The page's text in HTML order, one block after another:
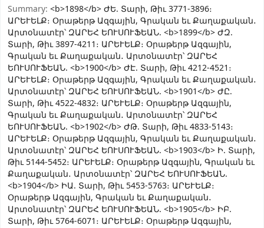
Summary: <b>1898</b> ԺԵ. Տարի, Թիւ 3771-3896։
ԱՐԵՒԵԼՔ։ Օրաթերթ Ազգային, Գրական եւ Քաղաքական․
Արտօնատէր՝ ԶԱՐԵՀ ԵՈՒՍՈՒՖԵԱՆ. <b>1899</b> ԺԶ.
Տարի, Թիւ 3897-4211։ ԱՐԵՒԵԼՔ։ Օրաթերթ Ազգային,
Գրական եւ Քաղաքական․ Արտօնատէր՝ ԶԱՐԵՀ
ԵՈՒՍՈՒՖԵԱՆ. <b>1900</b> ԺԷ. Տարի, Թիւ 4212-4521։
ԱՐԵՒԵԼՔ։ Օրաթերթ Ազգային, Գրական եւ Քաղաքական․
Արտօնատէր՝ ԶԱՐԵՀ ԵՈՒՍՈՒՖԵԱՆ. <b>1901</b> ԺԸ.
Տարի, Թիւ 4522-4832։ ԱՐԵՒԵԼՔ։ Օրաթերթ Ազգային,
Գրական եւ Քաղաքական․ Արտօնատէր՝ ԶԱՐԵՀ
ԵՈՒՍՈՒՖԵԱՆ. <b>1902</b> ԺԹ. Տարի, Թիւ 4833-5143։
ԱՐԵՒԵԼՔ։ Օրաթերթ Ազգային, Գրական եւ Քաղաքական․
Արտօնատէր՝ ԶԱՐԵՀ ԵՈՒՍՈՒՖԵԱՆ. <b>1903</b> Ի. Տարի,
Թիւ 5144-5452։ ԱՐԵՒԵԼՔ։ Օրաթերթ Ազգային, Գրական եւ
Քաղաքական․ Արտօնատէր՝ ԶԱՐԵՀ ԵՈՒՍՈՒՖԵԱՆ.
<b>1904</b> ԻԱ. Տարի, Թիւ 5453-5763։ ԱՐԵՒԵԼՔ։
Օրաթերթ Ազգային, Գրական եւ Քաղաքական․
Արտօնատէր՝ ԶԱՐԵՀ ԵՈՒՍՈՒՖԵԱՆ. <b>1905</b> ԻԲ.
Տարի, Թիւ 5764-6071։ ԱՐԵՒԵԼՔ։ Օրաթերթ Ազգային,